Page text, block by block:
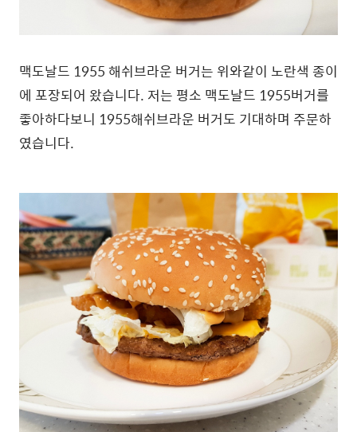
맥도날드 1955 해쉬브라운 버거는 위와같이 노란색 종이
에 포장되어 왔습니다. 저는 평소 맥도날드 1955버거를
좋아하다보니 1955해쉬브라운 버거도 기대하며 주문하
였습니다.